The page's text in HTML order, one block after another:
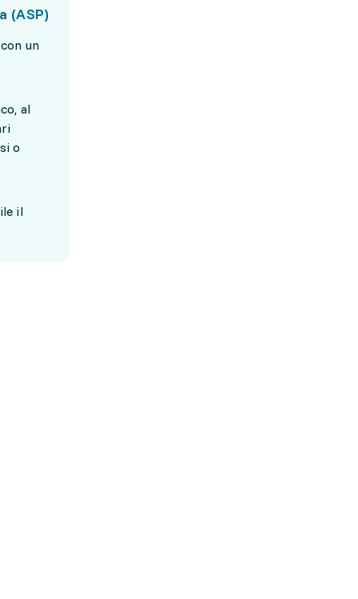
(ASP)
un
al
o
il